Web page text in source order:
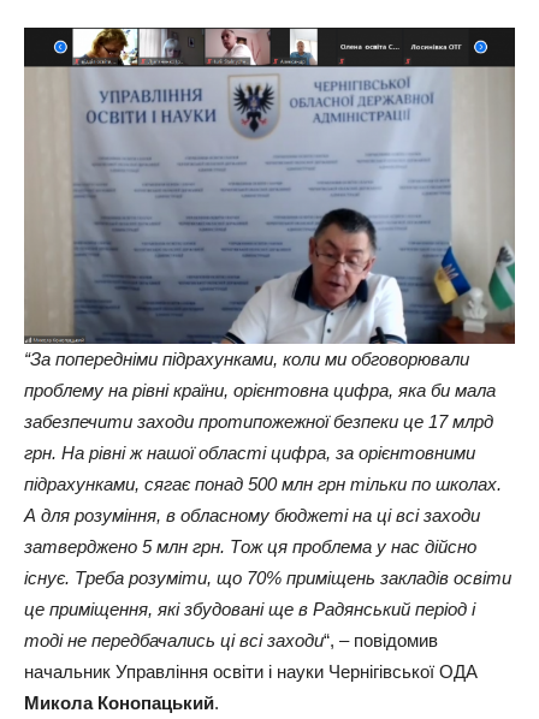
“За попередніми підрахунками, коли ми обговорювали
проблему на рівні країни, орієнтовна цифра, яка би мала
забезпечити заходи протипожежної безпеки це 17 млрд
грн. На рівні ж нашої області цифра, за орієнтовними
підрахунками, сягає понад 500 млн грн тільки по школах.
А для розуміння, в обласному бюджеті на ці всі заходи
затверджено 5 млн грн. Тож ця проблема у нас дійсно
існує. Треба розуміти, що 70% приміщень закладів освіти
це приміщення, які збудовані ще в Радянський період і
тоді не передбачались ці всі заходи“, – повідомив
начальник Управління освіти і науки Чернігівської ОДА
Микола Конопацький.